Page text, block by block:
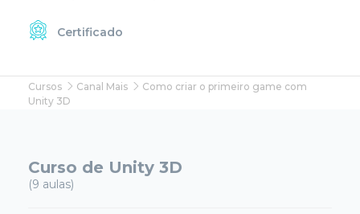
Certificado
Cursos Canal Mais
Como criar o primeiro game com
Unity 3D
Curso de Unity 3D
(9 aulas)